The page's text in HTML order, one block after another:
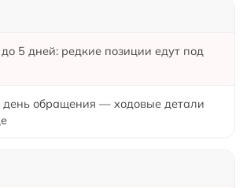
5 дней: редкие позиции едут под
обращения — ходовые детали